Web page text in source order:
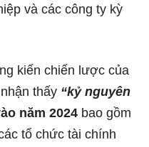
và các công ty kỳ
kiến ​​chiến lược của
thấy “kỷ nguyên
năm 2024 bao gồm
tổ chức tài chính